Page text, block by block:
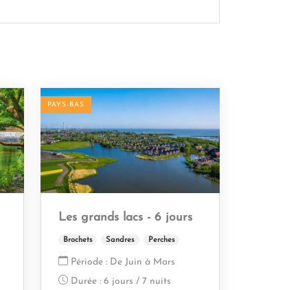
PAYS-BAS
Les grands lacs - 6 jours
Brochets Sandres Perches
Période : De Juin à Mars
Durée : 6 jours / 7 nuits